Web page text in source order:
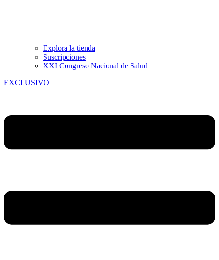
Explora la tienda
Suscripciones
XXI Congreso Nacional de Salud
EXCLUSIVO